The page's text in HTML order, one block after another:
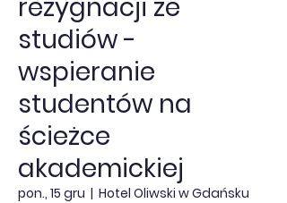
rezygnacji ze
studiów -
wspieranie
studentów na
ścieżce
akademickiej
pon., 15 gru
  |
Hotel Oliwski w Gdańsku